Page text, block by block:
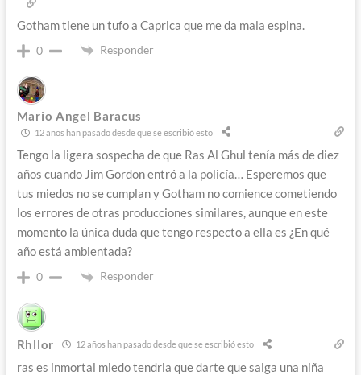
Gotham tiene un tufo a Caprica que me da mala espina.
0 Responder
Mario Angel Baracus
12 años han pasado desde que se escribió esto
Tengo la ligera sospecha de que Ras Al Ghul tenía más de diez
años cuando Jim Gordon entró a la policía… Esperemos que
tus miedos no se cumplan y Gotham no comience cometiendo
los errores de otras producciones similares, aunque en este
momento la única duda que tengo respecto a ella es ¿En qué
año está ambientada?
0 Responder
Rhllor 12 años han pasado desde que se escribió esto
ras es inmortal miedo tendria que darte que salga una niña